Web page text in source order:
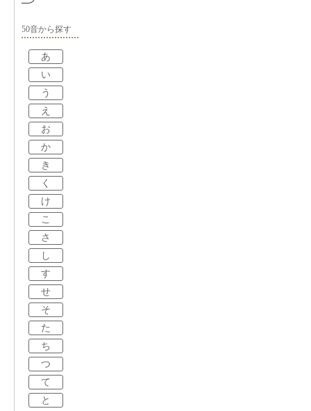
50音から探す
あ
い
う
え
お
か
き
く
け
こ
さ
し
す
せ
そ
た
ち
つ
て
と